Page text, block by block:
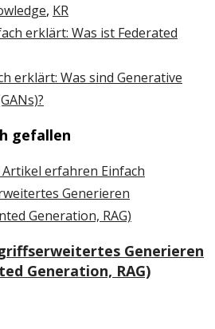
, KR
erklärt: Was ist Federated
erklärt: Was sind Generative
gefallen
Generieren
Generation, RAG)